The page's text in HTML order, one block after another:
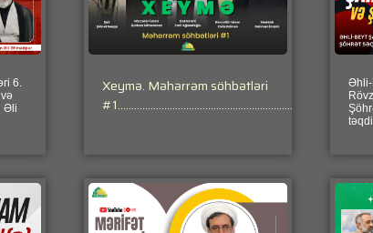
6.
Əli
Xeymə. Məhərrəm söhbətləri
Əhli-